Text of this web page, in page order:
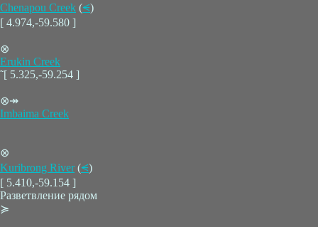
Chenapou Creek (⪪)
[ 4.974,-59.580 ]
⊗
Erukin Creek
˜[ 5.325,-59.254 ]
⊗↠
Imbaima Creek
⊗
Kuribrong River (⪪)
[ 5.410,-59.154 ]
Разветвление рядом
≽